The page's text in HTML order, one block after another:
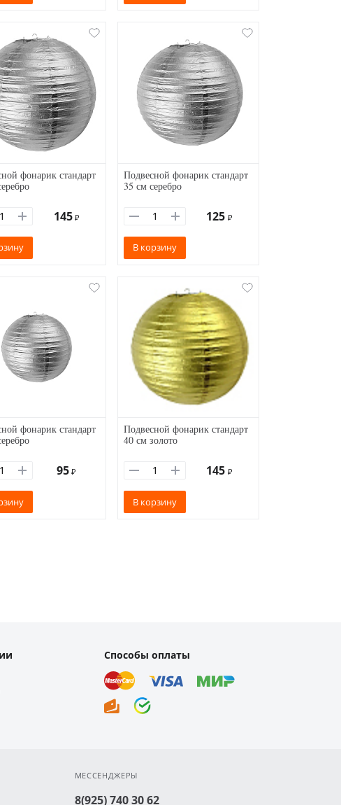
фонарик стандарт
145 ₽
Подвесной фонарик стандарт
35 см серебро
125 ₽
В корзину
фонарик стандарт
95 ₽
Подвесной фонарик стандарт
40 см золото
145 ₽
В корзину
Способы оплаты
МЕССЕНДЖЕРЫ
8(925) 740 30 62